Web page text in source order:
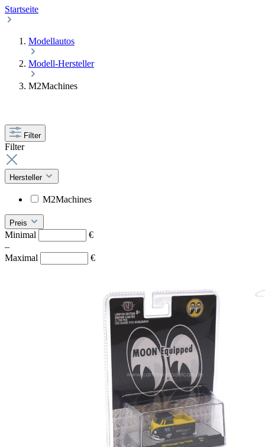
Startseite
Modellautos
Modell-Hersteller
M2Machines
Filter
Filter
Hersteller
M2Machines
Preis
Minimal
€
–
Maximal
€